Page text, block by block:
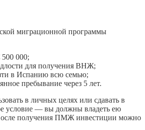
миграционной программы
000;
для получения ВНЖ;
в Испанию всю семью;
пребывание через 5 лет.
в личных целях или сдавать в
условие — вы должны владеть ею
получения ПМЖ инвестиции можно